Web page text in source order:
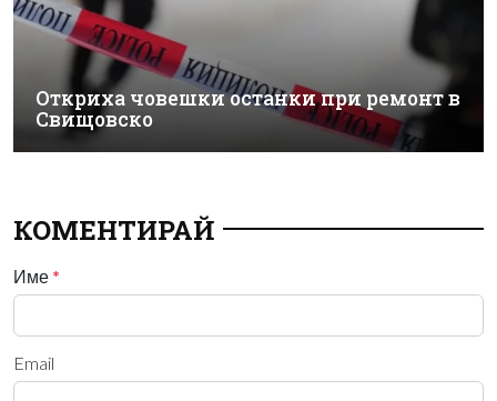
Откриха човешки останки при ремонт в
Свищовско
КОМЕНТИРАЙ
Име *
Email